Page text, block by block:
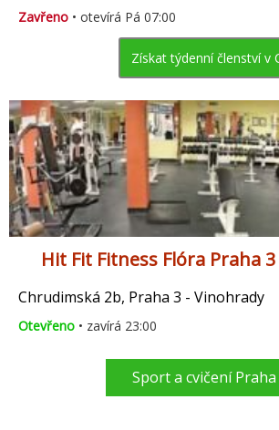
Zavřeno • otevírá Pá 07:00
Získat týdenní členství v
Hit Fit Fitness Flóra Praha
Chrudimská 2b, Praha 3 - Vinohrady
Otevřeno • zavírá 23:00
Sport a cvičení Praha